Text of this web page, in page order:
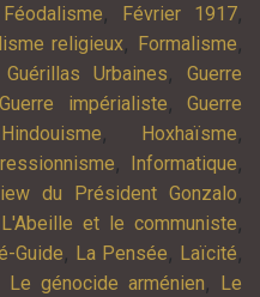
Féodalisme, Février 1917,
religieux, Formalisme,
Guérillas Urbaines,Guerre
Guerre impérialiste,Guerre
Hindouisme, Hoxhaïsme,
, Informatique,
du Président Gonzalo,
L'Abeille et le communiste,
Guide, La Pensée, Laïcité,
Le génocide arménien,
Le